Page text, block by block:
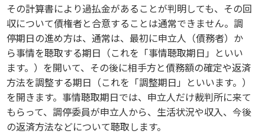
その計算書により過払金があることが判明しても、その回
収について債権者と合意することは通常できません。調
停期日の進め方は、通常は、最初に申立人（債務者）か
ら事情を聴取する期日（これを「事情聴取期日」といい
ます。）を開いて、その後に相手方と債務額の確定や返済
方法を調整する期日（これを「調整期日」といいます。）
を開きます。事情聴取期日では、申立人だけ裁判所に来て
もらって、調停委員が申立人から、生活状況や収入、今後
の返済方法などについて聴取します。